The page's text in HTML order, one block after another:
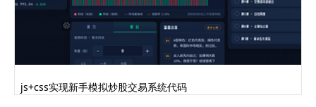
js+css实现新手模拟炒股交易系统代码